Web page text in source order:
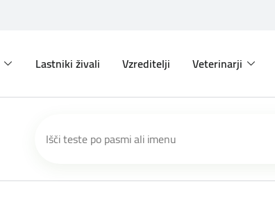
Lastniki živali Vzreditelji Veterinarji